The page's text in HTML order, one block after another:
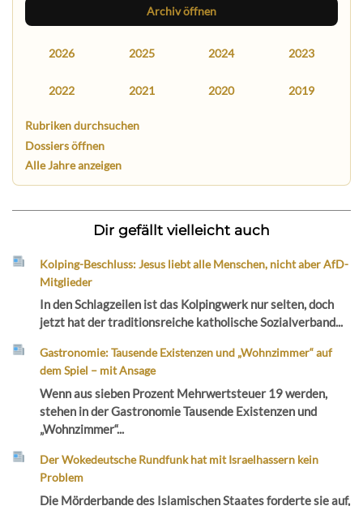
Archiv öffnen
2026 2025 2024 2023
2022 2021 2020 2019
Rubriken durchsuchen
Dossiers öffnen
Alle Jahre anzeigen
Dir gefällt vielleicht auch
Kolping-Beschluss: Jesus liebt alle Menschen, nicht aber AfD-
Mitglieder
In den Schlagzeilen ist das Kolpingwerk nur selten, doch
jetzt hat der traditionsreiche katholische Sozialverband...
Gastronomie: Tausende Existenzen und „Wohnzimmer“ auf
dem Spiel – mit Ansage
Wenn aus sieben Prozent Mehrwertsteuer 19 werden,
stehen in der Gastronomie Tausende Existenzen und
„Wohnzimmer“...
Der Wokedeutsche Rundfunk hat mit Israelhassern kein
Problem
Die Mörderbande des Islamischen Staates forderte sie auf,